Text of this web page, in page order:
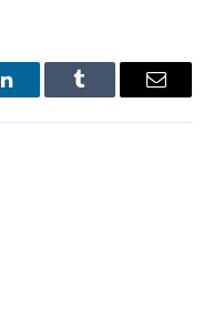
LinkedInTumblr Email